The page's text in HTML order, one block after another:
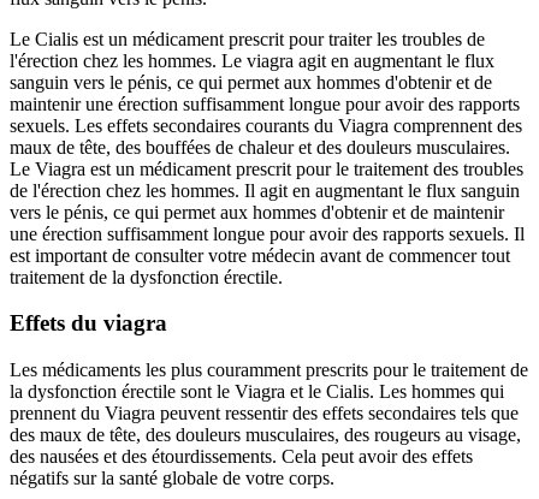
Le Cialis est un médicament prescrit pour traiter les troubles de
l'érection chez les hommes. Le viagra agit en augmentant le flux
sanguin vers le pénis, ce qui permet aux hommes d'obtenir et de
maintenir une érection suffisamment longue pour avoir des rapports
sexuels. Les effets secondaires courants du Viagra comprennent des
maux de tête, des bouffées de chaleur et des douleurs musculaires.
Le Viagra est un médicament prescrit pour le traitement des troubles
de l'érection chez les hommes. Il agit en augmentant le flux sanguin
vers le pénis, ce qui permet aux hommes d'obtenir et de maintenir
une érection suffisamment longue pour avoir des rapports sexuels. Il
est important de consulter votre médecin avant de commencer tout
traitement de la dysfonction érectile.
Effets du viagra
Les médicaments les plus couramment prescrits pour le traitement de
la dysfonction érectile sont le Viagra et le Cialis. Les hommes qui
prennent du Viagra peuvent ressentir des effets secondaires tels que
des maux de tête, des douleurs musculaires, des rougeurs au visage,
des nausées et des étourdissements. Cela peut avoir des effets
négatifs sur la santé globale de votre corps.